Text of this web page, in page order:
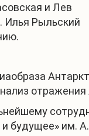
и Лев
Илья Рыльский
будущее» им.